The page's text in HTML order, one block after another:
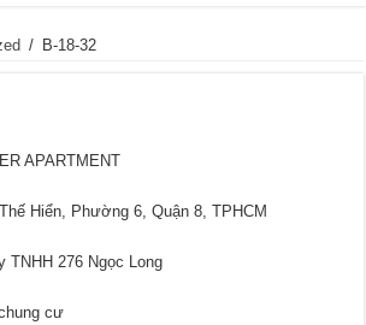
/ B-18-32
APARTMENT
Hiển, Phường 6, Quận 8, TPHCM
TNHH 276 Ngọc Long
cư